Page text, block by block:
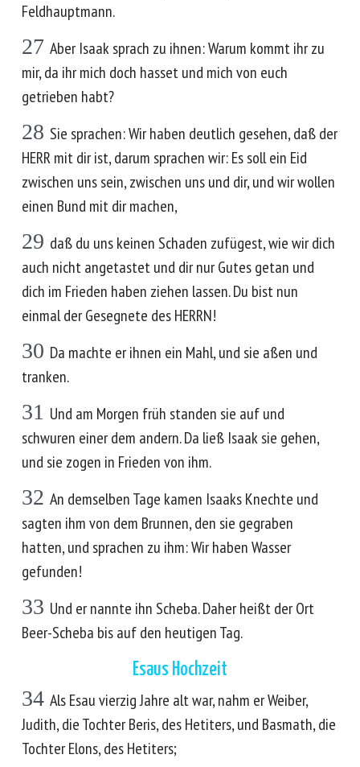
Feldhauptmann.
27 Aber Isaak sprach zu ihnen: Warum kommt ihr zu
mir, da ihr mich doch hasset und mich von euch
getrieben habt?
28 Sie sprachen: Wir haben deutlich gesehen, daß der
HERR mit dir ist, darum sprachen wir: Es soll ein Eid
zwischen uns sein, zwischen uns und dir, und wir wollen
einen Bund mit dir machen,
29 daß du uns keinen Schaden zufügest, wie wir dich
auch nicht angetastet und dir nur Gutes getan und
dich im Frieden haben ziehen lassen. Du bist nun
einmal der Gesegnete des HERRN!
30 Da machte er ihnen ein Mahl, und sie aßen und
tranken.
31 Und am Morgen früh standen sie auf und
schwuren einer dem andern. Da ließ Isaak sie gehen,
und sie zogen in Frieden von ihm.
32 An demselben Tage kamen Isaaks Knechte und
sagten ihm von dem Brunnen, den sie gegraben
hatten, und sprachen zu ihm: Wir haben Wasser
gefunden!
33 Und er nannte ihn Scheba. Daher heißt der Ort
Beer-Scheba bis auf den heutigen Tag.
Esaus Hochzeit
34 Als Esau vierzig Jahre alt war, nahm er Weiber,
Judith, die Tochter Beris, des Hetiters, und Basmath, die
Tochter Elons, des Hetiters;